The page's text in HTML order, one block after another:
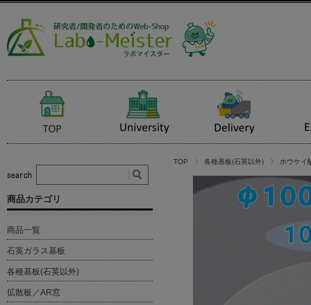
TOP 各種基板(石英以外) ホウケイ
商品カテゴリ
商品一覧
石英ガラス基板
各種基板(石英以外)
拡散板／AR窓